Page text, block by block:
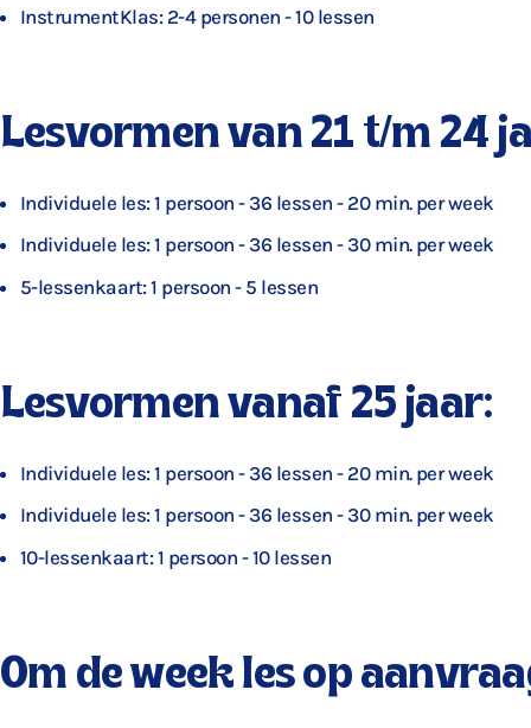
InstrumentKlas: 2-4 personen - 10 lessen
Lesvormen van 21 t/m 24
Individuele les: 1 persoon - 36 lessen - 20 min. per week
Individuele les: 1 persoon - 36 lessen - 30 min. per week
5-lessenkaart: 1 persoon - 5 lessen
Lesvormen vanaf 25 jaar:
Individuele les: 1 persoon - 36 lessen - 20 min. per week
Individuele les: 1 persoon - 36 lessen - 30 min. per week
10-lessenkaart: 1 persoon - 10 lessen
Om de week les op